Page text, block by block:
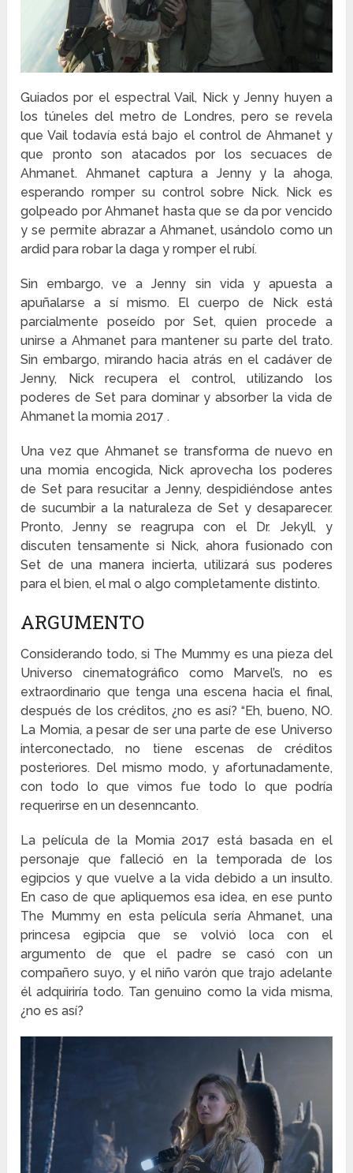
Guiados por el espectral Vail, Nick y Jenny huyen a
los túneles del metro de Londres, pero se revela
que Vail todavía está bajo el control de Ahmanet y
que pronto son atacados por los secuaces de
Ahmanet. Ahmanet captura a Jenny y la ahoga,
esperando romper su control sobre Nick. Nick es
golpeado por Ahmanet hasta que se da por vencido
y se permite abrazar a Ahmanet, usándolo como un
ardid para robar la daga y romper el rubí.
Sin embargo, ve a Jenny sin vida y apuesta a
apuñalarse a sí mismo. El cuerpo de Nick está
parcialmente poseído por Set, quien procede a
unirse a Ahmanet para mantener su parte del trato.
Sin embargo, mirando hacia atrás en el cadáver de
Jenny, Nick recupera el control, utilizando los
poderes de Set para dominar y absorber la vida de
Ahmanet la momia 2017 .
Una vez que Ahmanet se transforma de nuevo en
una momia encogida, Nick aprovecha los poderes
de Set para resucitar a Jenny, despidiéndose antes
de sucumbir a la naturaleza de Set y desaparecer.
Pronto, Jenny se reagrupa con el Dr. Jekyll, y
discuten tensamente si Nick, ahora fusionado con
Set de una manera incierta, utilizará sus poderes
para el bien, el mal o algo completamente distinto.
ARGUMENTO
Considerando todo, si The Mummy es una pieza del
Universo cinematográfico como Marvel’s, no es
extraordinario que tenga una escena hacia el final,
después de los créditos, ¿no es así? “Eh, bueno, NO.
La Momia, a pesar de ser una parte de ese Universo
interconectado, no tiene escenas de créditos
posteriores. Del mismo modo, y afortunadamente,
con todo lo que vimos fue todo lo que podría
requerirse en un desenncanto.
La película de la Momia 2017 está basada en el
personaje que falleció en la temporada de los
egipcios y que vuelve a la vida debido a un insulto.
En caso de que apliquemos esa idea, en ese punto
The Mummy en esta película sería Ahmanet, una
princesa egipcia que se volvió loca con el
argumento de que el padre se casó con un
compañero suyo, y el niño varón que trajo adelante
él adquiriría todo. Tan genuino como la vida misma,
¿no es así?